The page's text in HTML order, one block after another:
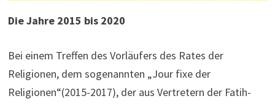
Die Jahre 2015 bis 2020
Bei einem Treffen des Vorläufers des Rates der
Religionen, dem sogenannten „Jour fixe der
Religionen“(2015-2017), der aus Vertretern der Fatih-